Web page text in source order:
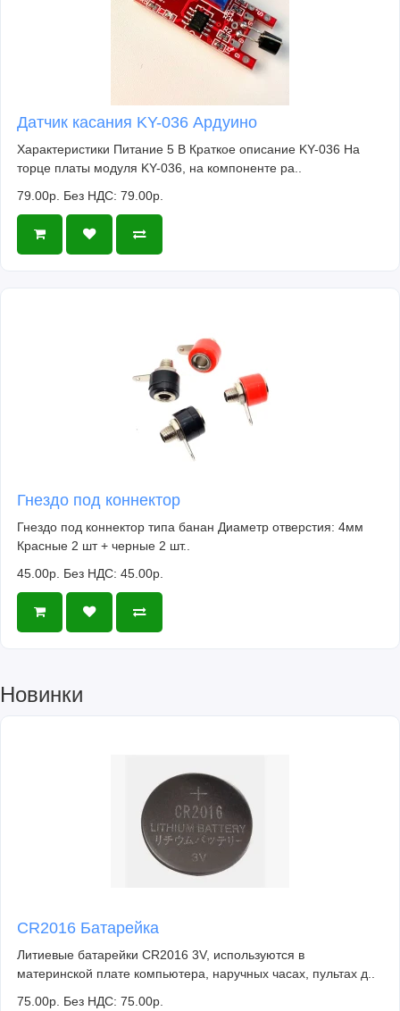
Датчик касания KY-036 Ардуино
Характеристики Питание 5 В Краткое описание KY-036 На
торце платы модуля KY-036, на компоненте ра..
79.00р. Без НДС: 79.00р.
Гнездо под коннектор
Гнездо под коннектор типа банан Диаметр отверстия: 4мм
Красные 2 шт + черные 2 шт..
45.00р. Без НДС: 45.00р.
Новинки
CR2016 Батарейка
Литиевые батарейки CR2016 3V, используются в
материнской плате компьютера, наручных часах, пультах д..
75.00р. Без НДС: 75.00р.